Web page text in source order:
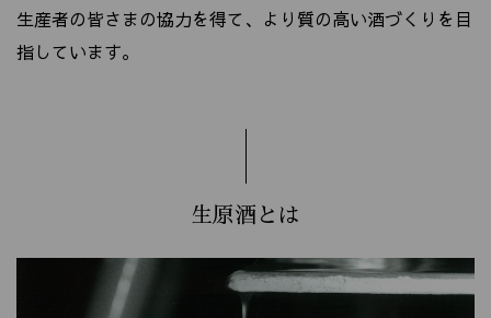
生産者の皆さまの協力を得て、より質の高い酒づくりを目
指しています。
生原酒とは